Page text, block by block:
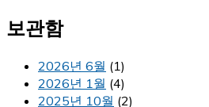
보관함
2026년 6월 (1)
2026년 1월 (4)
2025년 10월 (2)